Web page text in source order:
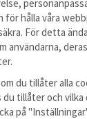
för hålla våra
För detta
användarna,
du tillåter alla
du tillåter och vilka
på